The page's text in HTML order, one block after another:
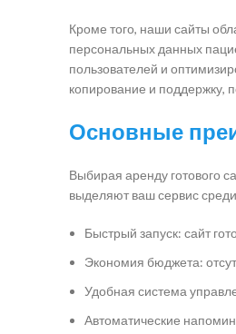
Кроме того, наши сайты
персональных данных
пользователей и
копирование и поддержку,
Основные
Выбирая аренду готового
выделяют ваш сервис
Быстрый запуск: сайт
Экономия бюджета:
Удобная система
Автоматические